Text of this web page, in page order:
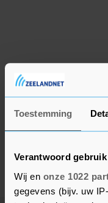
Toestemming
Verantwoord
Wij en onze 1022
gegevens (bijv. uw